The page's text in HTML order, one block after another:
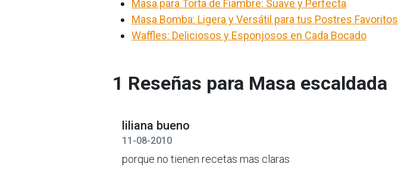
Masa para Torta de Fiambre: Suave y Perfecta
Masa Bomba: Ligera y Versátil para tus Postres Favoritos
Waffles: Deliciosos y Esponjosos en Cada Bocado
1 Reseñas para Masa escaldada
liliana bueno
11-08-2010
porque no tienen recetas mas claras